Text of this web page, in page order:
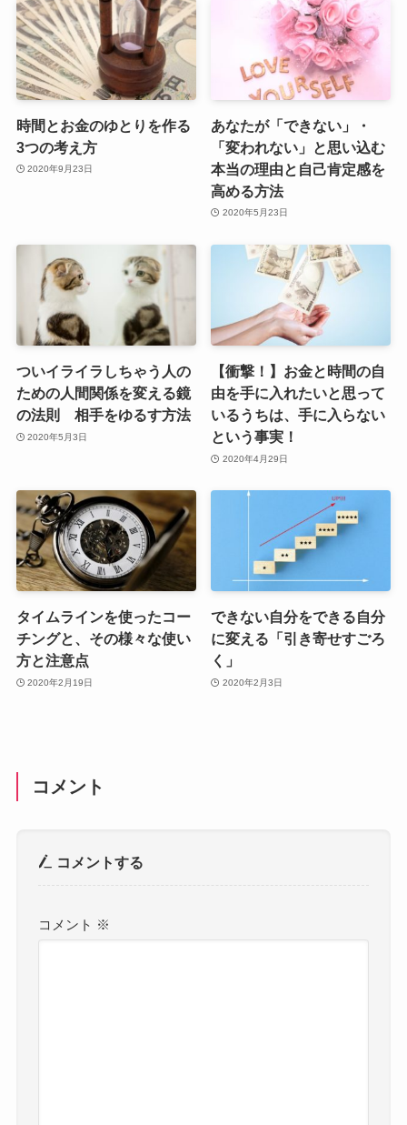
時間とお金のゆとりを作る
3つの考え方
2020年9月23日
あなたが「できない」・
「変われない」と思い込む
本当の理由と自己肯定感を
高める方法
2020年5月23日
ついイライラしちゃう人の
ための人間関係を変える鏡
の法則 相手をゆるす方法
2020年5月3日
【衝撃！】お金と時間の自
由を手に入れたいと思って
いるうちは、手に入らない
という事実！
2020年4月29日
タイムラインを使ったコー
チングと、その様々な使い
方と注意点
2020年2月19日
できない自分をできる自分
に変える「引き寄せすごろ
く」
2020年2月3日
コメント
コメントする
コメント ※